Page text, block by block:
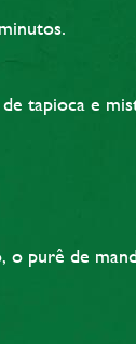
tapioca e
o purê de